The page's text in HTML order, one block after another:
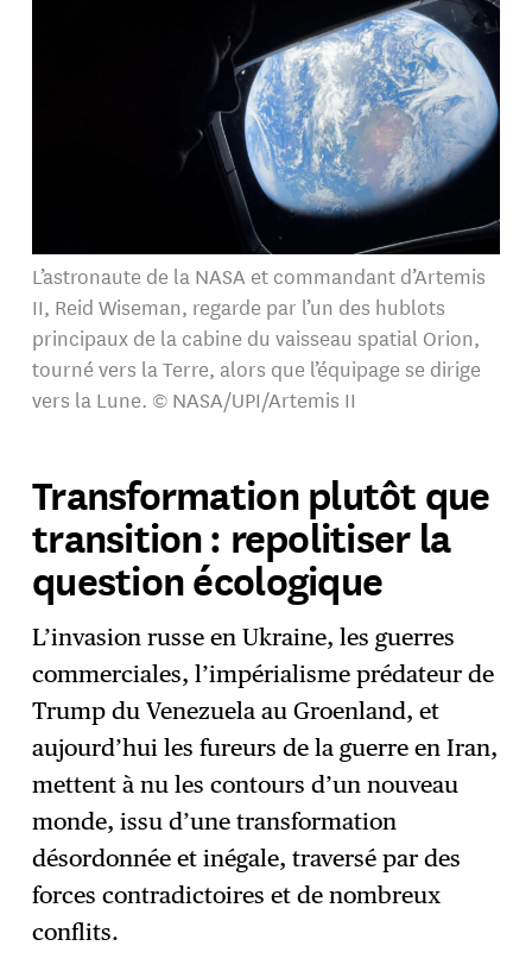
L’astronaute de la NASA et commandant d’Artemis
II, Reid Wiseman, regarde par l’un des hublots
principaux de la cabine du vaisseau spatial Orion,
tourné vers la Terre, alors que l’équipage se dirige
vers la Lune. © NASA/UPI/Artemis II
Transformation plutôt que
transition : repolitiser la
question écologique
L’invasion russe en Ukraine, les guerres
commerciales, l’impérialisme prédateur de
Trump du Venezuela au Groenland, et
aujourd’hui les fureurs de la guerre en Iran,
mettent à nu les contours d’un nouveau
monde, issu d’une transformation
désordonnée et inégale, traversé par des
forces contradictoires et de nombreux
conflits.